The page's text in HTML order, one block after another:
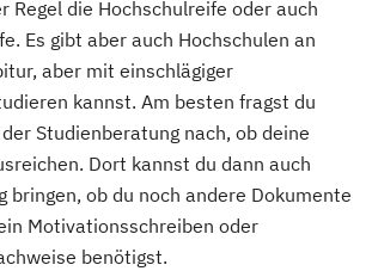
Regel die Hochschulreife oder auch
Es gibt aber auch Hochschulen an
aber mit einschlägiger
kannst. Am besten fragst du
Studienberatung nach, ob deine
Dort kannst du dann auch
bringen, ob du noch andere Dokumente
Motivationsschreiben oder
benötigst.